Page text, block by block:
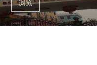
浏览